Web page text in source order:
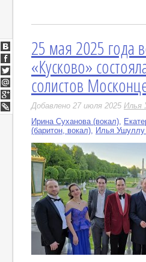
25 мая 2025 года
«Кусково»
солистов
Добавлено 27 июля 2025 Илья
Ирина Суханова (вокал),
(баритон, вокал), Илья Ушуллу
ВКонтакте
Facebook
Twitter
Мой
Мир
Google+
LiveJournal